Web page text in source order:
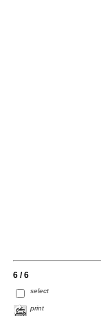
6 / 6
select
print